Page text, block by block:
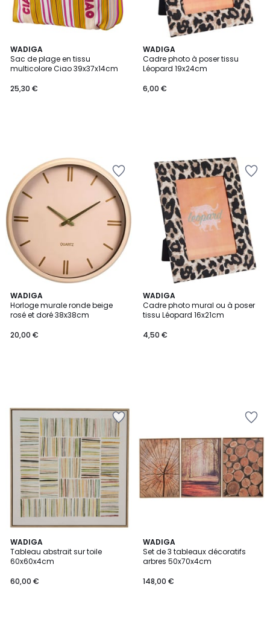
WADIGA
Sac de plage en tissu
multicolore Ciao 39x37x14cm
25,30 €
WADIGA
Cadre photo à poser tissu
Léopard 19x24cm
6,00 €
WADIGA
Horloge murale ronde beige
rosé et doré 38x38cm
20,00 €
WADIGA
Cadre photo mural ou à poser
tissu Léopard 16x21cm
4,50 €
WADIGA
Tableau abstrait sur toile
60x60x4cm
60,00 €
WADIGA
Set de 3 tableaux décoratifs
arbres 50x70x4cm
148,00 €